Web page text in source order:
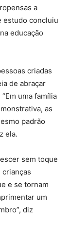
a
estudo concluiu
educação
criadas
de abraçar
uma família
as
padrão
ela.
sem toque
e se tornam
um
diz